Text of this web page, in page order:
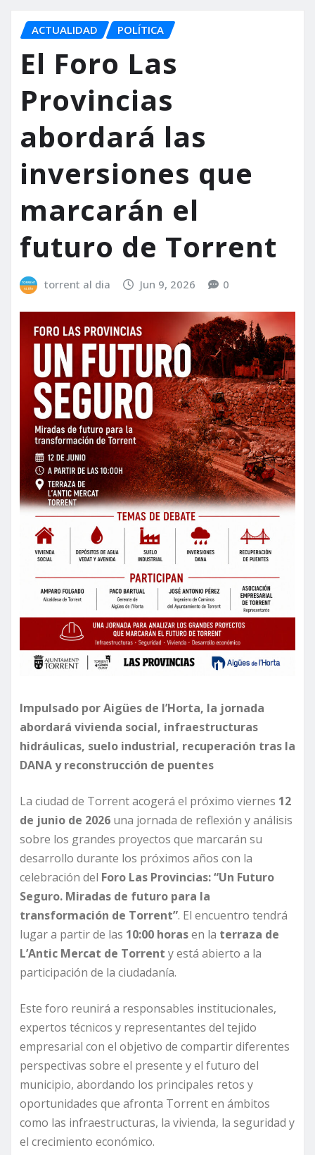
ACTUALIDAD POLÍTICA
El Foro Las
Provincias
abordará las
inversiones que
marcarán el
futuro de Torrent
torrent al dia Jun 9, 2026 0
Impulsado por Aigües de l’Horta, la jornada
abordará vivienda social, infraestructuras
hidráulicas, suelo industrial, recuperación tras la
DANA y reconstrucción de puentes
La ciudad de Torrent acogerá el próximo viernes 12
de junio de 2026 una jornada de reflexión y análisis
sobre los grandes proyectos que marcarán su
desarrollo durante los próximos años con la
celebración del Foro Las Provincias: “Un Futuro
Seguro. Miradas de futuro para la
transformación de Torrent”. El encuentro tendrá
lugar a partir de las 10:00 horasen la terraza de
L’Antic Mercat de Torrent y está abierto a la
participación de la ciudadanía.
Este foro reunirá a responsables institucionales,
expertos técnicos y representantes del tejido
empresarial con el objetivo de compartir diferentes
perspectivas sobre el presente y el futuro del
municipio, abordando los principales retos y
oportunidades que afronta Torrent en ámbitos
como las infraestructuras, la vivienda, la seguridad y
el crecimiento económico.